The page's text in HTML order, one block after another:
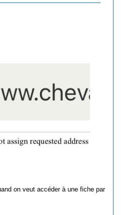
on veut accéder à une fiche par